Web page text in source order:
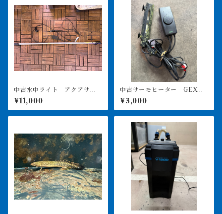
中古水中ライト アクアサン
¥11,000
中古サーモヒーター GEXサ
ーモ&300Wヒーターセット
引き取り限定
¥3,000